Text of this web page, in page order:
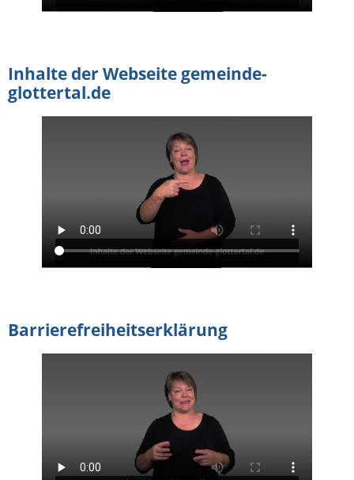
Inhalte der Webseite gemeinde-
glottertal.de
Barrierefreiheitserklärung